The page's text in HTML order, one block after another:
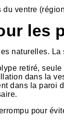
ventre
les
naturelles.
retiré,
dans la
dans la paroi
pour